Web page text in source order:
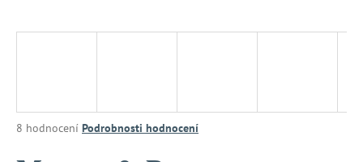
Průměrné
produktu
8 hodnocení Podrobnosti hodnocení
?